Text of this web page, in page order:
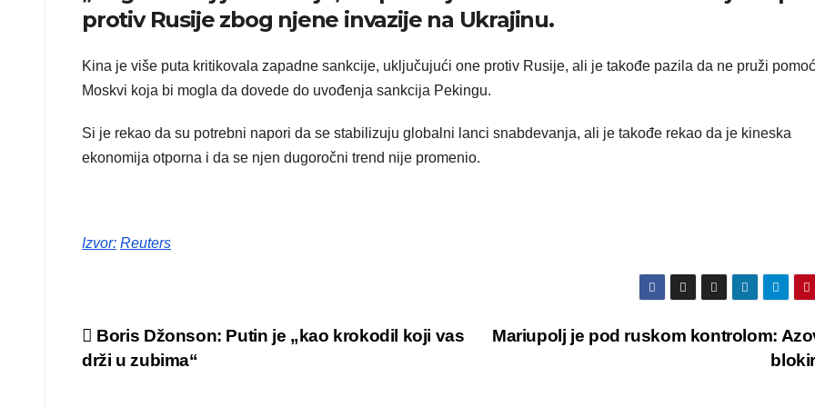
protiv Rusije zbog njene invazije na Ukrajinu.
Kina je više puta kritikovala zapadne sankcije, uključujući one protiv Rusije, ali je takođe pazila da ne pruži pomoć
Moskvi koja bi mogla da dovede do uvođenja sankcija Pekingu.
Si je rekao da su potrebni napori da se stabilizuju globalni lanci snabdevanja, ali je takođe rekao da je kineska
ekonomija otporna i da se njen dugoročni trend nije promenio.
Izvor: Reuters
Kretanje
Mariupolj je pod ruskom kontrolom:
Boris Džonson: Putin je „kao krokodil koji vas
drži u zubima“